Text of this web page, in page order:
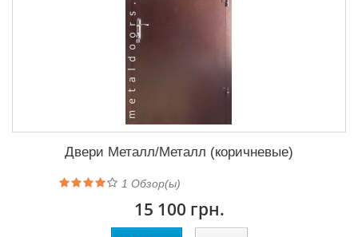
Двери Металл/Металл (коричневые)
1 Обзор(ы)
15 100 грн.